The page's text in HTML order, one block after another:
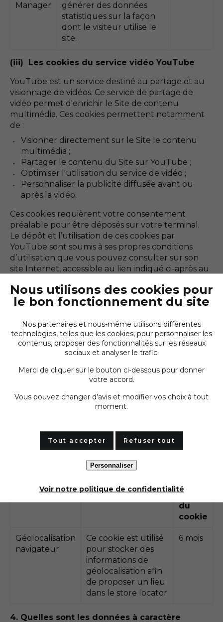
Manager
générer des données
statistiques sur la façon
dont le visiteur utilise le
site.
(iii) Les cookies du service vidéo YouTube
YouTube est un service destiné au partage et au
visionnage de vidéos. Ce service de partage de
vidéo permet d'enrichir le Site de contenu
multimédia. Ces cookies permettent notamment
de :
Visionner directement sur le Site le contenu
multimédia ;
Partager le contenu du Site sur YouTube ;
Optimiser l'utilisation du service de vidéo ;
Personnaliser la publicité diffusée avant ou
après la vidéo.
Ces cookies requièrent votre consentement
préalable pour être déposés sur votre terminal.
Le dépôt et l’utilisation de ces cookies par
YouTube sont soumis à ses propres conditions
d’utilisation que vous pouvez consulter sur son
site Internet, accessible au lien indiqué ci-après au
Nom du
Fonction du cookie
Durée
du
cookie
Embed
Partage de contenu du
Site sur votre compte
YouTube
(iv) Les cookies de personnalisation
expérience client personnalisée.
Ces cookies requièrent votre consentement
préalable pour être déposés sur votre terminal.
cookie
Fonction du
cookie
Durée
de vie
du
cookie
Géolocalisation
navigateur
Ce cookie est utilisé
pour stocker des
informations de
géolocalisation afin
de proposer un lieu
dans le store locator
6 mois
4. Quelles sont les données à caractère
Nous utilisons des cookies pour
le bon fonctionnement du site
Nos partenaires et nous-même utilisons différentes
technologies, telles que les cookies, pour personnaliser les
contenus, proposer des fonctionnalités sur les réseaux
sociaux et analyser le trafic.
Merci de cliquer sur le bouton ci-dessous pour donner
votre accord.
Vous pouvez changer d’avis et modifier vos choix à tout
moment.
Tout accepter Refuser tout
Personnaliser
Voir notre politique de confidentialité